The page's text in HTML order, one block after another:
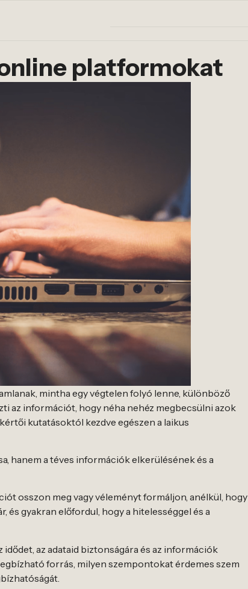
platformokat
mintha egy végtelen folyó lenne, különböző
az információt, hogy néha nehéz megbecsülni azok
kutatásoktól kezdve egészen a laikus
hanem a téves információk elkerülésének és a
osszon meg vagy véleményt formáljon, anélkül, hogy
és gyakran előfordul, hogy a hitelességgel és a
az adataid biztonságára és az információk
forrás, milyen szempontokat érdemes szem